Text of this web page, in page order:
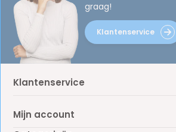
graag!
Klantenservice
Klantenservice
Mijn account